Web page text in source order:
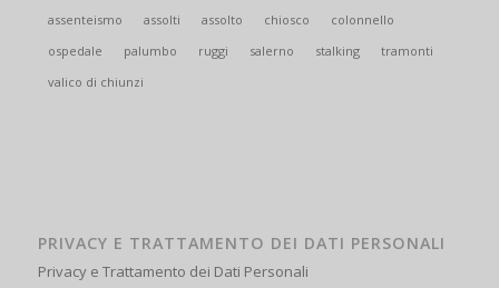
assenteismo assolti assolto chiosco
colonnello
ospedale
palumbo ruggi salerno stalking
tramonti
valico di chiunzi
PRIVACY E TRATTAMENTO DEI DATI PERSONALI
Privacy e Trattamento dei Dati Personali